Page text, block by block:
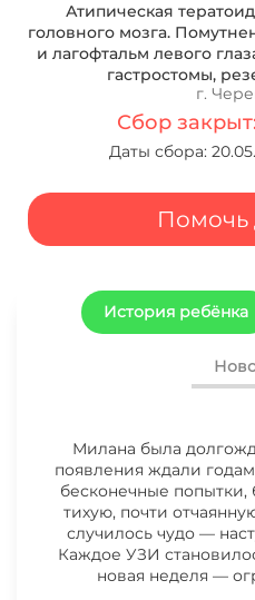
Атипическая
головного мозга.
и лагофтальм левого
гастростомы,
г.
Сбор
Даты сбора:
Помочь
История ребёнка
Милана была
появления ждали
бесконечные попытки,
тихую, почти
случилось чудо —
Каждое УЗИ
новая неделя —
28.07.2026 СБОР
МИЛАНЫ ЗАКРЫТ
27.07.2026
МИЛАНЫ